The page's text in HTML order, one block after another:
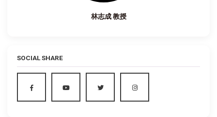
林志成 教授
SOCIAL SHARE